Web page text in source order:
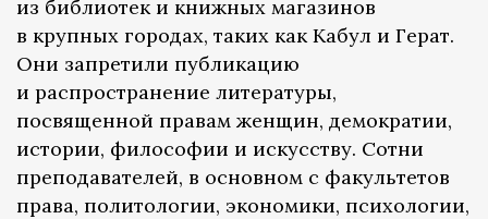
из библиотек и книжных магазинов
в крупных городах, таких как Кабул и Герат.
Они запретили публикацию
и распространение литературы,
посвященной правам женщин, демократии,
истории, философии и искусству. Сотни
преподавателей, в основном с факультетов
права, политологии, экономики, психологии,